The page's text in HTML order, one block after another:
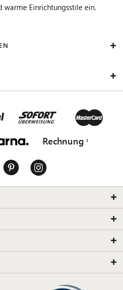
warme Einrichtungsstile ein.
Rechnung